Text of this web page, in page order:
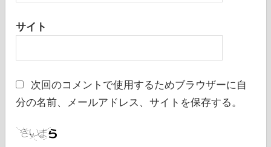
サイト
次回のコメントで使用するためブラウザーに自
分の名前、メールアドレス、サイトを保存する。